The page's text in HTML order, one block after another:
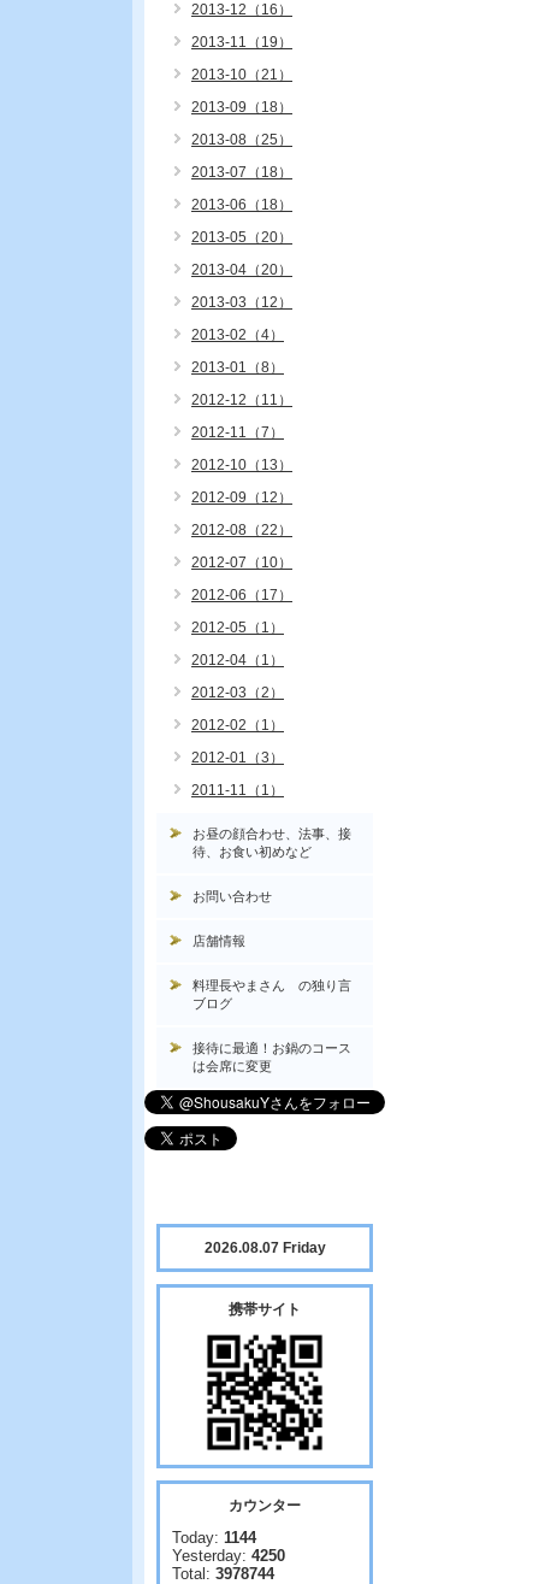
2013-12（16）
2013-11（19）
2013-10（21）
2013-09（18）
2013-08（25）
2013-07（18）
2013-06（18）
2013-05（20）
2013-04（20）
2013-03（12）
2013-02（4）
2013-01（8）
2012-12（11）
2012-11（7）
2012-10（13）
2012-09（12）
2012-08（22）
2012-07（10）
2012-06（17）
2012-05（1）
2012-04（1）
2012-03（2）
2012-02（1）
2012-01（3）
2011-11（1）
お昼の顔合わせ、法事、接
待、お食い初めなど
お問い合わせ
店舗情報
料理長やまさん の独り言
ブログ
接待に最適！お鍋のコース
は会席に変更
2026.08.07 Friday
携帯サイト
カウンター
Today: 1144
Yesterday: 4250
Total: 3978744